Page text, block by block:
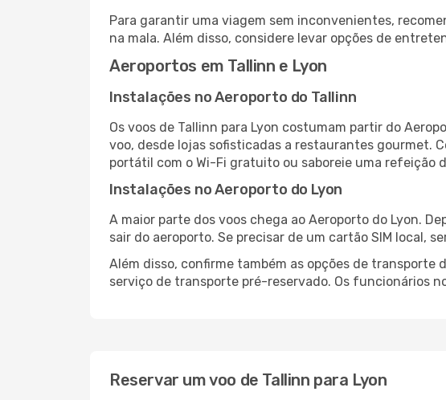
Para garantir uma viagem sem inconvenientes,
na mala. Além disso, considere levar opções de
Aeroportos em Tallinn e Lyon
Instalações no Aeroporto do Tallinn
Os voos de Tallinn para Lyon costumam partir do
voo, desde lojas sofisticadas a restaurantes gourmet.
portátil com o Wi-Fi gratuito ou saboreie uma refeição
Instalações no Aeroporto do Lyon
A maior parte dos voos chega ao Aeroporto do Lyon.
sair do aeroporto. Se precisar de um cartão SIM local,
Além disso, confirme também as opções de
serviço de transporte pré-reservado. Os funcionários
Reservar um voo de Tallinn para Lyon